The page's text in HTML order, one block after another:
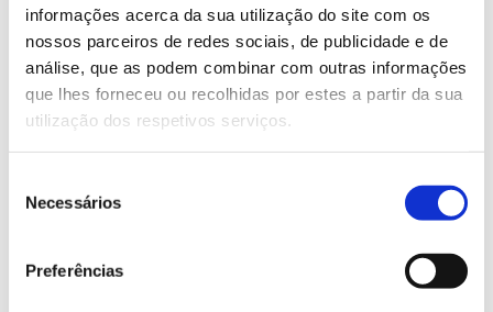
informações acerca da sua utilização do site com os
nossos parceiros de redes sociais, de publicidade e de
análise, que as podem combinar com outras informações
que lhes forneceu ou recolhidas por estes a partir da sua
utilização dos respetivos serviços.
Necessários
Preferências
LARGURA
MÁXIMA
545mm